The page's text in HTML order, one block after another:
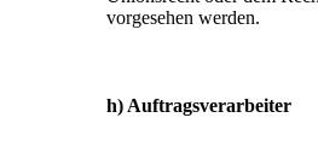
vorgesehen werden.
h) Auftragsverarbeiter